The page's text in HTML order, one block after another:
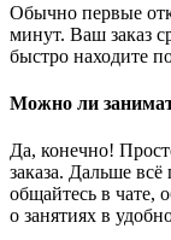
Обычно первые
минут. Ваш заказ
быстро находите
Можно ли
Да, конечно!
заказа. Дальше
общайтесь в чате,
о занятиях в